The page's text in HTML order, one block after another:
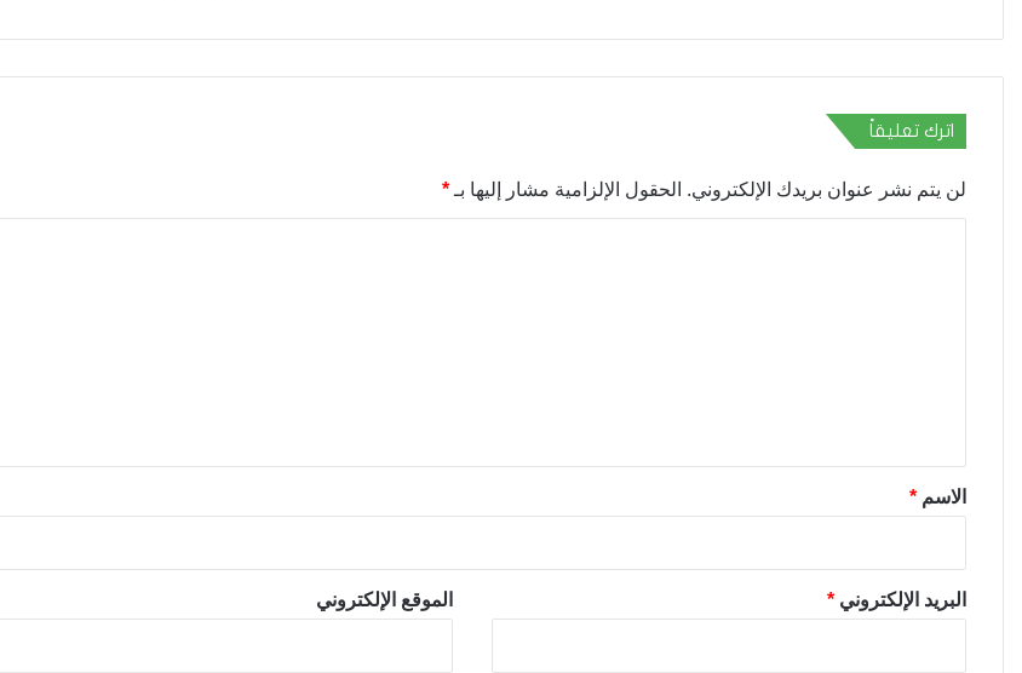
اترك تعليقاً
لن يتم نشر عنوان بريدك الإلكتروني. الحقول الإلزامية مشار إليها بـ *
*الاسم *
البريد الإلكتروني * الموقع الإلكتروني